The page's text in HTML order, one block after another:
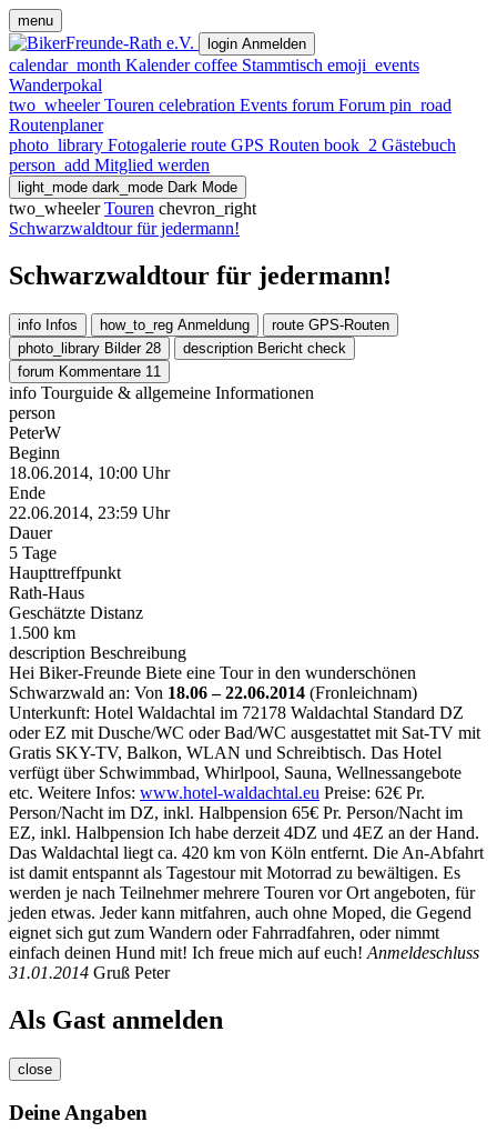
menu
login Anmelden
calendar_month Kalender coffee Stammtisch emoji_events
Wanderpokal
two_wheeler Touren celebration Events forum Forum pin_road
Routenplaner
photo_library Fotogalerie route GPS Routen book_2 Gästebuch
person_add Mitglied werden
light_mode dark_mode Dark Mode
two_wheeler Touren chevron_right
Schwarzwaldtour für jedermann!
Schwarzwaldtour für jedermann!
info Infos how_to_reg Anmeldung route GPS-Routen
photo_library Bilder 28 description Bericht check
forum Kommentare 11
info Tourguide & allgemeine Informationen
person
PeterW
Beginn
18.06.2014, 10:00 Uhr
Ende
22.06.2014, 23:59 Uhr
Dauer
5 Tage
Haupttreffpunkt
Rath-Haus
Geschätzte Distanz
1.500 km
description Beschreibung
Hei Biker-Freunde Biete eine Tour in den wunderschönen
Schwarzwald an: Von 18.06 – 22.06.2014 (Fronleichnam)
Unterkunft: Hotel Waldachtal im 72178 Waldachtal Standard DZ
oder EZ mit Dusche/WC oder Bad/WC ausgestattet mit Sat-TV mit
Gratis SKY-TV, Balkon, WLAN und Schreibtisch. Das Hotel
verfügt über Schwimmbad, Whirlpool, Sauna, Wellnessangebote
etc. Weitere Infos: www.hotel-waldachtal.eu Preise: 62€ Pr.
Person/Nacht im DZ, inkl. Halbpension 65€ Pr. Person/Nacht im
EZ, inkl. Halbpension Ich habe derzeit 4DZ und 4EZ an der Hand.
Das Waldachtal liegt ca. 420 km von Köln entfernt. Die An-Abfahrt
ist damit entspannt als Tagestour mit Motorrad zu bewältigen. Es
werden je nach Teilnehmer mehrere Touren vor Ort angeboten, für
jeden etwas. Jeder kann mitfahren, auch ohne Moped, die Gegend
eignet sich gut zum Wandern oder Fahrradfahren, oder nimmt
einfach deinen Hund mit! Ich freue mich auf euch! Anmeldeschluss
31.01.2014 Gruß Peter
Als Gast anmelden
close
Deine Angaben